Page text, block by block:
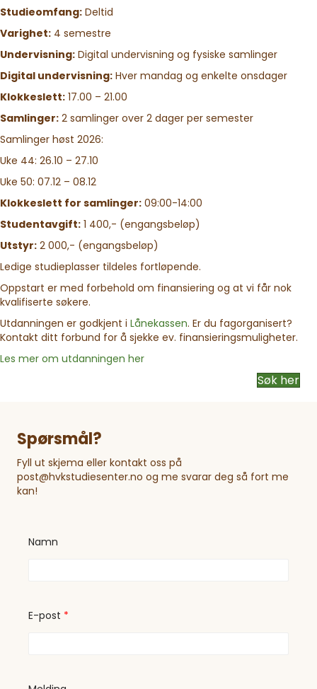
Studieomfang: Deltid
Varighet: 4 semestre
Undervisning: Digital undervisning og fysiske samlinger
Digital undervisning: Hver mandag og enkelte onsdager
Klokkeslett: 17.00 – 21.00
Samlinger: 2 samlinger over 2 dager per semester
Samlinger høst 2026:
Uke 44: 26.10 – 27.10
Uke 50: 07.12 – 08.12
Klokkeslett for samlinger: 09:00-14:00
Studentavgift: 1 400,- (engangsbeløp)
Utstyr: 2 000,- (engangsbeløp)
Ledige studieplasser tildeles fortløpende.
Oppstart er med forbehold om finansiering og at vi får nok
kvalifiserte søkere.
Utdanningen er godkjent i Lånekassen. Er du fagorganisert?
Kontakt ditt forbund for å sjekke ev. finansieringsmuligheter.
Les mer om utdanningen her
Søk her
Spørsmål?
Fyll ut skjema eller kontakt oss på
post@hvkstudiesenter.no og me svarar deg så fort me
kan!
Namn
E-post *